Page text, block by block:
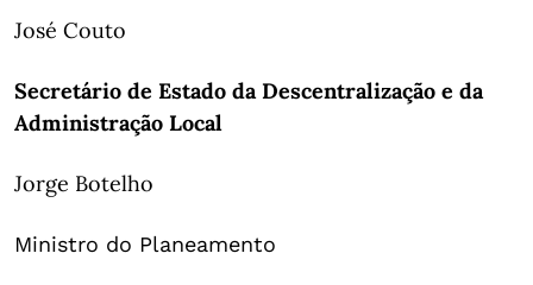
José Couto
Secretário de Estado da Descentralização e da
Administração Local
Jorge Botelho
Ministro do Planeamento